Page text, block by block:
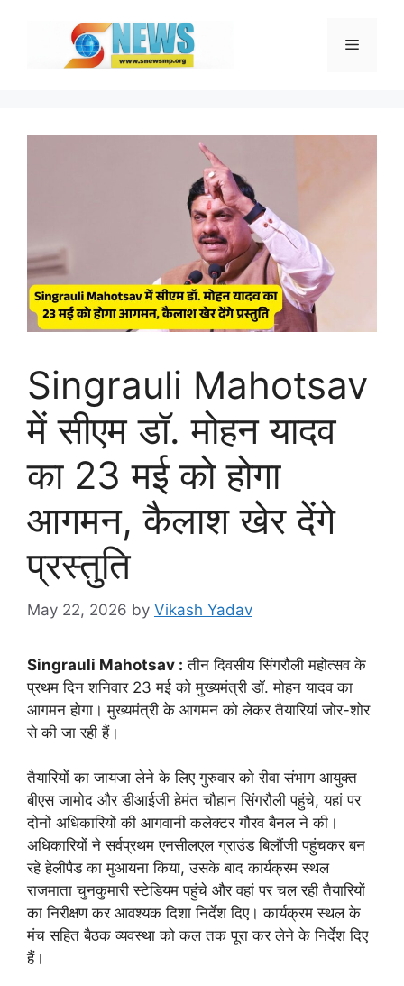
Menu
Singrauli Mahotsav
में सीएम डॉ. मोहन यादव
का 23 मई को होगा
आगमन, कैलाश खेर देंगे
प्रस्तुति
May 22, 2026 by Vikash Yadav
Singrauli Mahotsav : तीन दिवसीय सिंगरौली महोत्सव के
प्रथम दिन शनिवार 23 मई को मुख्यमंत्री डॉ. मोहन यादव का
आगमन होगा। मुख्यमंत्री के आगमन को लेकर तैयारियां जोर-शोर
से की जा रही हैं।
तैयारियों का जायजा लेने के लिए गुरुवार को रीवा संभाग आयुक्त
बीएस जामोद और डीआईजी हेमंत चौहान सिंगरौली पहुंचे, यहां पर
दोनों अधिकारियों की आगवानी कलेक्टर गौरव बैनल ने की।
अधिकारियों ने सर्वप्रथम एनसीलएल ग्राउंड बिलौंजी पहुंचकर बन
रहे हेलीपैड का मुआयना किया, उसके बाद कार्यक्रम स्थल
राजमाता चुनकुमारी स्टेडियम पहुंचे और वहां पर चल रही तैयारियों
का निरीक्षण कर आवश्यक दिशा निर्देश दिए। कार्यक्रम स्थल के
मंच सहित बैठक व्यवस्था को कल तक पूरा कर लेने के निर्देश दिए
हैं।